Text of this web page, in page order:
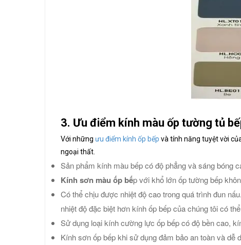
3. Ưu điểm kính màu ốp tường tủ
Với những ưu điểm kính ốp bếp và tính năng tuyệt vời
ngoại thất.
Sản phẩm kính màu bếp có độ phẳng và sáng bóng
Kính sơn màu ốp bếp với khổ lớn ốp tường bếp
Có thể chịu được nhiệt độ cao trong quá trình đun
nhiệt độ đặc biệt hơn kính ốp bếp của chúng tôi có
Sử dụng loại kính cường lực ốp bếp có độ bền cao,
Kính sơn ốp bếp khi sử dụng đảm bảo an toàn và dễ